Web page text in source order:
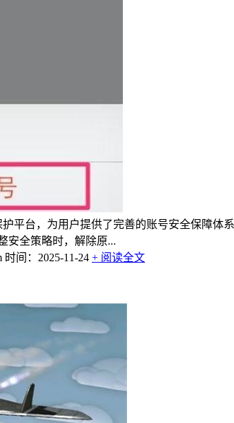
平台，为用户提供了完善的账号安全保障
安全策略时，解除原...
时间：2025-11-24 + 阅读全文